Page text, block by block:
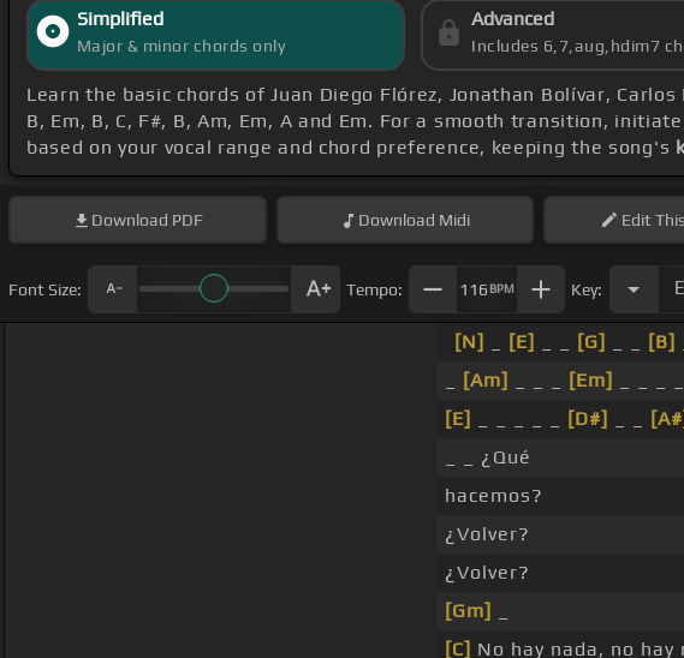
Simplified
Major & minor chords only
Advanced
Includes 6,7,aug,hdim7
Learn the basic chords of Juan Diego Flórez, Jonathan Bolívar,
B, Em, B, C, F#, B, Am, Em, A and Em. For a smooth transition,
based on your vocal range and chord preference, keeping the song's
Download PDF Download Midi Edit
Font Size: Tempo: 116 BPM Key:
[N] [E] [G] [B]
[Am] [Em]
[E]
[D#]
_ _ ¿Qué
hacemos?
¿Volver?
¿Volver?
[Gm]
[C] No hay nada, no hay